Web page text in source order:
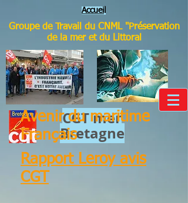
Accuei
Groupe de Travail du CNML "Préservation
de la mer et du Littoral
CGT mer​
Bretagne
Avenir du maritime
Français
Rapport Leroy avis
CGT